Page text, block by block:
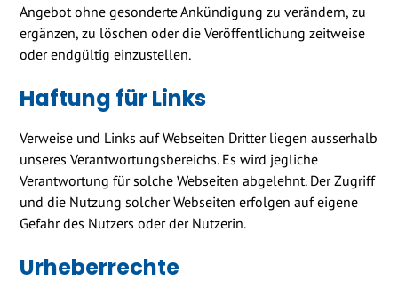
Angebot ohne gesonderte Ankündigung zu verändern, zu
ergänzen, zu löschen oder die Veröffentlichung zeitweise
oder endgültig einzustellen.
Haftung für Links
Verweise und Links auf Webseiten Dritter liegen ausserhalb
unseres Verantwortungsbereichs. Es wird jegliche
Verantwortung für solche Webseiten abgelehnt. Der Zugriff
und die Nutzung solcher Webseiten erfolgen auf eigene
Gefahr des Nutzers oder der Nutzerin.
Urheberrechte